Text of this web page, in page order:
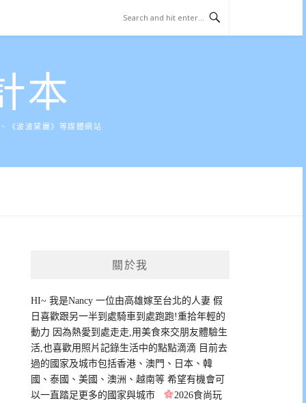
本
《波波黛麗》等媒體網站
關於我
HI~ 我是Nancy 一位由高雄嫁至台北的人妻 假
日喜歡跟另一半到處騎車到處跑跑!重拾年輕的
動力 因為熱愛到處走走,用美食來交朋友體驗生
活,也喜歡用照片記錄生活中的點點滴滴 目前去
過的國家及城市包括香港、澳門、日本、韓
國、泰國、美國、澳洲、越南等 希望有機會可
以一直踏足更多的國家與城市
2026食尚玩